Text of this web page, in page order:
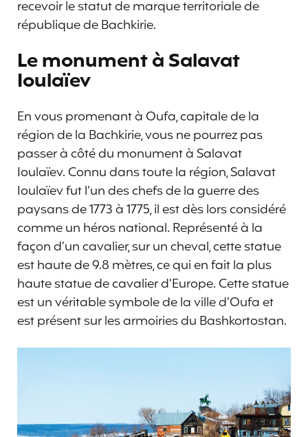
recevoir le statut de marque territoriale de
république de Bachkirie.
Le monument à Salavat
Ioulaïev
En vous promenant à Oufa, capitale de la
région de la Bachkirie, vous ne pourrez pas
passer à côté du monument à Salavat
Ioulaïev. Connu dans toute la région, Salavat
Ioulaïev fut l’un des chefs de la guerre des
paysans de 1773 à 1775, il est dès lors considéré
comme un héros national. Représenté à la
façon d’un cavalier, sur un cheval, cette statue
est haute de 9.8 mètres, ce qui en fait la plus
haute statue de cavalier d’Europe. Cette statue
est un véritable symbole de la ville d’Oufa et
est présent sur les armoiries du Bashkortostan.